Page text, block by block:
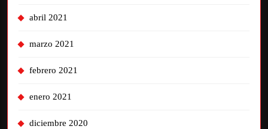
abril 2021
marzo 2021
febrero 2021
enero 2021
diciembre 2020